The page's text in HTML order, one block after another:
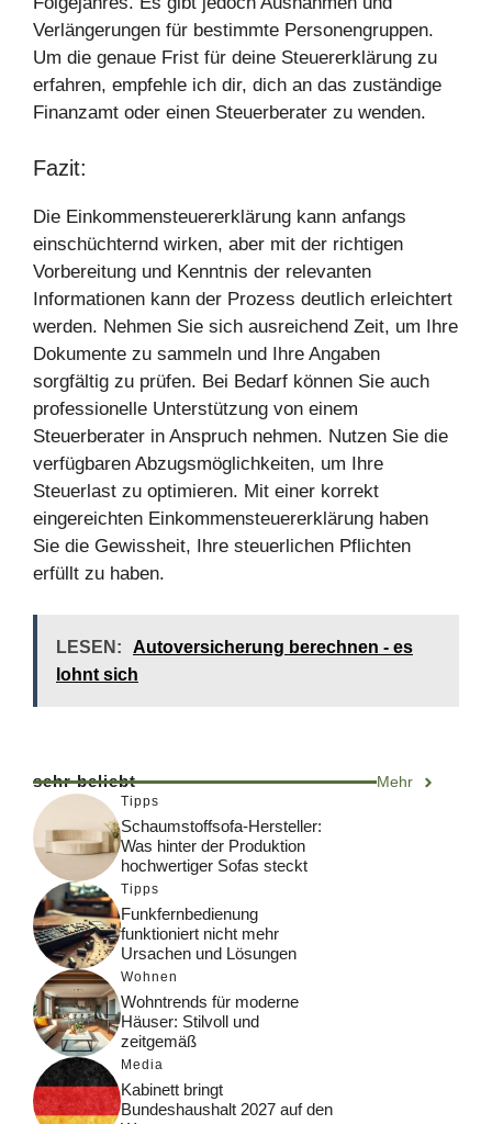
Verlängerungen für bestimmte Personengruppen.
Um die genaue Frist für deine Steuererklärung zu
erfahren, empfehle ich dir, dich an das zuständige
Finanzamt oder einen Steuerberater zu wenden.
Fazit:
Die Einkommensteuererklärung kann anfangs
einschüchternd wirken, aber mit der richtigen
Vorbereitung und Kenntnis der relevanten
Informationen kann der Prozess deutlich erleichtert
werden. Nehmen Sie sich ausreichend Zeit, um Ihre
Dokumente zu sammeln und Ihre Angaben
sorgfältig zu prüfen. Bei Bedarf können Sie auch
professionelle Unterstützung von einem
Steuerberater in Anspruch nehmen. Nutzen Sie die
verfügbaren Abzugsmöglichkeiten, um Ihre
Steuerlast zu optimieren. Mit einer korrekt
eingereichten Einkommensteuererklärung haben
Sie die Gewissheit, Ihre steuerlichen Pflichten
erfüllt zu haben.
LESEN:
Autoversicherung berechnen - es
lohnt sich
sehr beliebt Mehr
Tipps
Schaumstoffsofa-Hersteller:
Was hinter der Produktion
hochwertiger Sofas steckt
Tipps
Funkfernbedienung
funktioniert nicht mehr
Ursachen und Lösungen
Wohnen
Wohntrends für moderne
Häuser: Stilvoll und
zeitgemäß
Media
Kabinett bringt
Bundeshaushalt 2027 auf den